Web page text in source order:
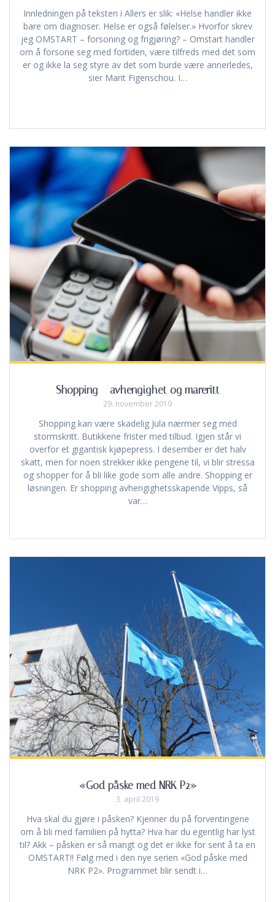
Innledningen på teksten i Allers er slik: «Helse handler ikke
bare om diagnoser. Helse er også følelser.» Hvorfor skrev
jeg OMSTART – forsoning og frigjøring? – Omstart handler
om å forsone seg med fortiden, være tilfreds med det som
er og ikke la seg styre av det som burde være annerledes,
sier Marit Figenschou. I…
Shopping – avhengighet og mareritt
29. november 2019
Shopping kan være skadelig Jula nærmer seg med
stormskritt. Butikkene frister med tilbud. Igjen står vi
overfor et gigantisk kjøpepress. I desember er det halv
skatt, men for noen strekker ikke pengene til, vi blir stressa
og shopper for å bli like gode som alle andre. Shopping er
løsningen. Er shopping avhengighetsskapende Vipps, så
var…
«God påske med NRK P2»
3. april 2019
Hva skal du gjøre i påsken? Kjenner du på forventingene
om å bli med familien på hytta? Hva har du egentlig har lyst
til? Akk – påsken er så mangt og det er ikke for sent å ta en
OMSTART!! Følg med i den nye serien «God påske med
NRK P2». Programmet blir sendt i…